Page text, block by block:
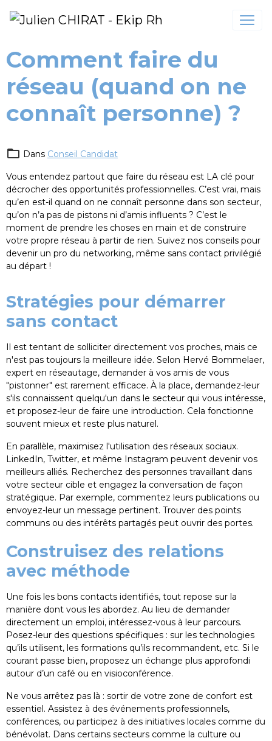
Comment faire du
réseau (quand on ne
connaît personne) ?
Dans Conseil Candidat
Vous entendez partout que faire du réseau est LA clé pour
décrocher des opportunités professionnelles. C’est vrai, mais
qu’en est-il quand on ne connaît personne dans son secteur,
qu’on n’a pas de pistons ni d’amis influents ? C’est le
moment de prendre les choses en main et de construire
votre propre réseau à partir de rien. Suivez nos conseils pour
devenir un pro du networking, même sans contact privilégié
au départ !
Stratégies pour démarrer
sans contact
Il est tentant de solliciter directement vos proches, mais ce
n'est pas toujours la meilleure idée. Selon Hervé Bommelaer,
expert en réseautage, demander à vos amis de vous
"pistonner" est rarement efficace. À la place, demandez-leur
s'ils connaissent quelqu'un dans le secteur qui vous intéresse,
et proposez-leur de faire une introduction. Cela fonctionne
souvent mieux et reste plus naturel.
En parallèle, maximisez l'utilisation des réseaux sociaux.
LinkedIn, Twitter, et même Instagram peuvent devenir vos
meilleurs alliés. Recherchez des personnes travaillant dans
votre secteur cible et engagez la conversation de façon
stratégique. Par exemple, commentez leurs publications ou
envoyez-leur un message pertinent. Trouver des points
communs ou des intérêts partagés peut ouvrir des portes.
Construisez des relations
avec méthode
Une fois les bons contacts identifiés, tout repose sur la
manière dont vous les abordez. Au lieu de demander
directement un emploi, intéressez-vous à leur parcours.
Posez-leur des questions spécifiques : sur les technologies
qu’ils utilisent, les formations qu’ils recommandent, etc. Si le
courant passe bien, proposez un échange plus approfondi
autour d’un café ou en visioconférence.
Ne vous arrêtez pas là : sortir de votre zone de confort est
essentiel. Assistez à des événements professionnels,
conférences, ou participez à des initiatives locales comme du
bénévolat. Dans certains secteurs comme la culture ou